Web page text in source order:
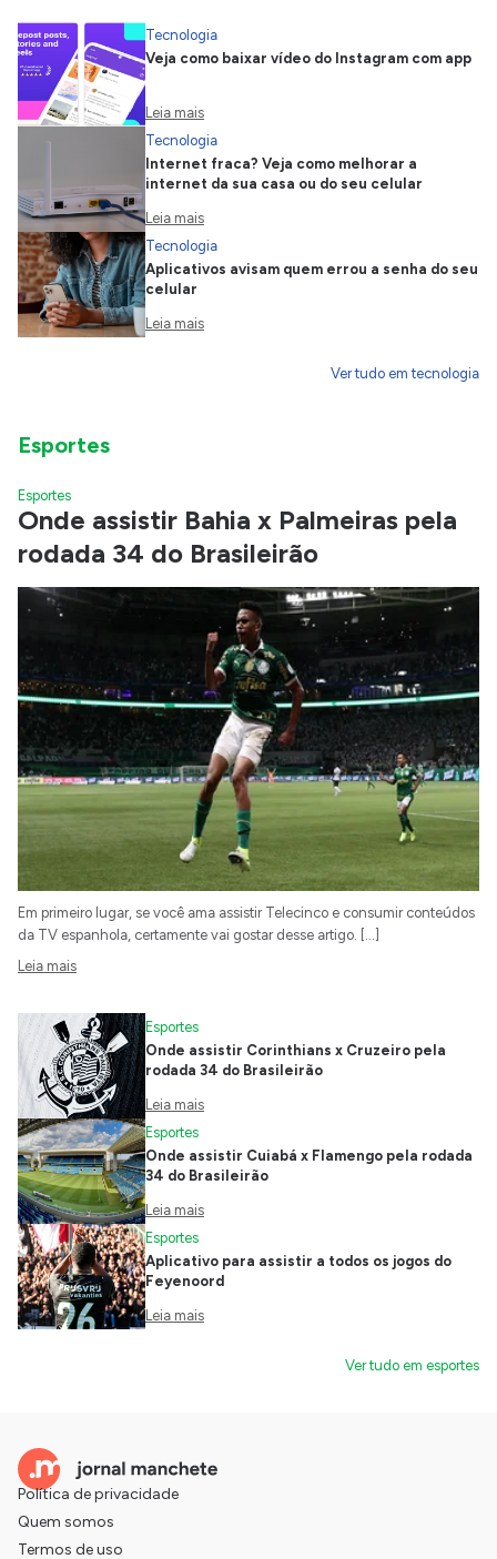
Tecnologia
Veja como baixar vídeo do Instagram com app
Leia mais
Tecnologia
Internet fraca? Veja como melhorar a
internet da sua casa ou do seu celular
Leia mais
Tecnologia
Aplicativos avisam quem errou a senha do seu
celular
Leia mais
Ver tudo em tecnologia
Esportes
Esportes
Onde assistir Bahia x Palmeiras pela
rodada 34 do Brasileirão
Em primeiro lugar, se você ama assistir Telecinco e consumir conteúdos
da TV espanhola, certamente vai gostar desse artigo. […]
Leia mais
Esportes
Onde assistir Corinthians x Cruzeiro pela
rodada 34 do Brasileirão
Leia mais
Esportes
Onde assistir Cuiabá x Flamengo pela rodada
34 do Brasileirão
Leia mais
Esportes
Aplicativo para assistir a todos os jogos do
Feyenoord
Leia mais
Ver tudo em esportes
Política de privacidade
Quem somos
Termos de uso